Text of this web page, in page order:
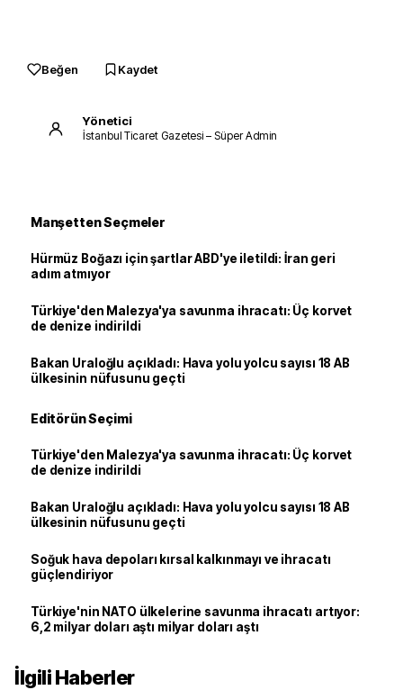
Beğen Kaydet
Yönetici
İstanbul Ticaret Gazetesi – Süper Admin
Manşetten Seçmeler
Hürmüz Boğazı için şartlar ABD'ye iletildi: İran geri
adım atmıyor
Türkiye'den Malezya'ya savunma ihracatı: Üç korvet
de denize indirildi
Bakan Uraloğlu açıkladı: Hava yolu yolcu sayısı 18 AB
ülkesinin nüfusunu geçti
Editörün Seçimi
Türkiye'den Malezya'ya savunma ihracatı: Üç korvet
de denize indirildi
Bakan Uraloğlu açıkladı: Hava yolu yolcu sayısı 18 AB
ülkesinin nüfusunu geçti
Soğuk hava depoları kırsal kalkınmayı ve ihracatı
güçlendiriyor
Türkiye'nin NATO ülkelerine savunma ihracatı artıyor:
6,2 milyar doları aştı milyar doları aştı
İlgili Haberler